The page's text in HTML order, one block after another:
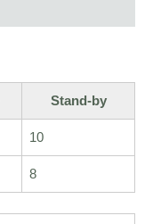
Stand-by
10
8